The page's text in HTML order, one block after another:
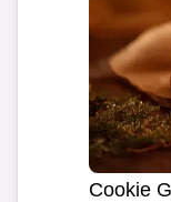
Cookie